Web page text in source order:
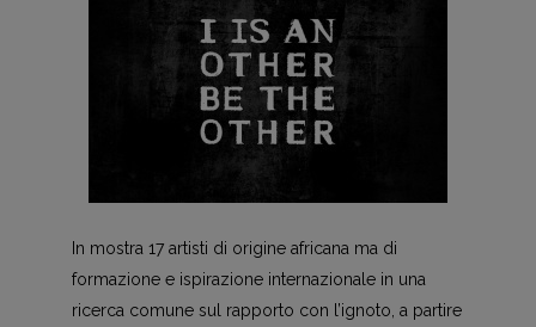
In mostra 17 artisti di origine africana ma di
formazione e ispirazione internazionale in una
ricerca comune sul rapporto con l’ignoto, a partire